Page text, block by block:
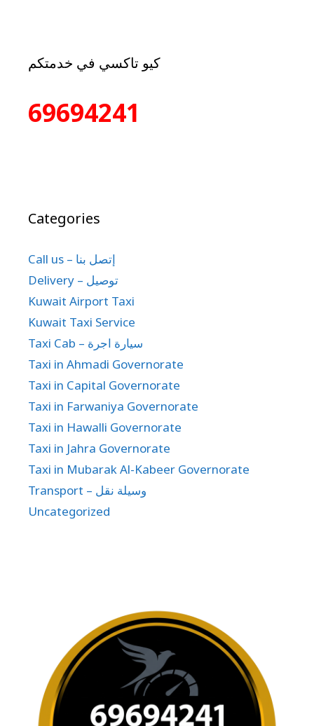
كيو تاكسي في خدمتكم
69694241
Categories
Call us – إتصل بنا
Delivery – توصيل
Kuwait Airport Taxi
Kuwait Taxi Service
Taxi Cab – سيارة اجرة
Taxi in Ahmadi Governorate
Taxi in Capital Governorate
Taxi in Farwaniya Governorate
Taxi in Hawalli Governorate
Taxi in Jahra Governorate
Taxi in Mubarak Al-Kabeer Governorate
Transport – وسيلة نقل
Uncategorized